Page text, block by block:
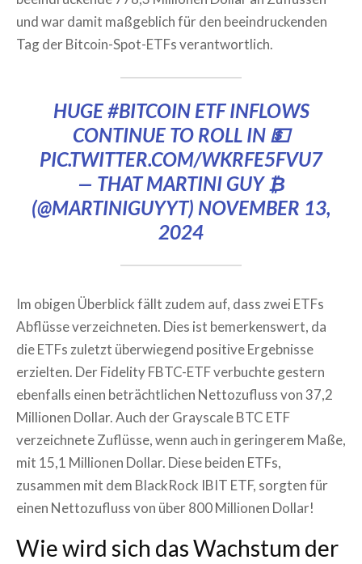
und war damit maßgeblich für den beeindruckenden
Tag der Bitcoin-Spot-ETFs verantwortlich.
HUGE#BITCOINETF INFLOWS
CONTINUE TO ROLL IN 💵
PIC.TWITTER.COM/WKRFE5FVU7
— THAT MARTINI GUY ₿
(@MARTINIGUYYT) NOVEMBER 13,
2024
Im obigen Überblick fällt zudem auf, dass zwei ETFs
Abflüsse verzeichneten. Dies ist bemerkenswert, da
die ETFs zuletzt überwiegend positive Ergebnisse
erzielten. Der Fidelity FBTC-ETF verbuchte gestern
ebenfalls einen beträchtlichen Nettozufluss von 37,2
Millionen Dollar. Auch der Grayscale BTC ETF
verzeichnete Zuflüsse, wenn auch in geringerem Maße,
mit 15,1 Millionen Dollar. Diese beiden ETFs,
zusammen mit dem BlackRock IBIT ETF, sorgten für
einen Nettozufluss von über 800 Millionen Dollar!
Wie wird sich das Wachstum der